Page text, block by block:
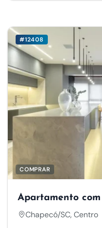
#12408
COMPRAR
Apartamento
Chapecó/SC, Centro